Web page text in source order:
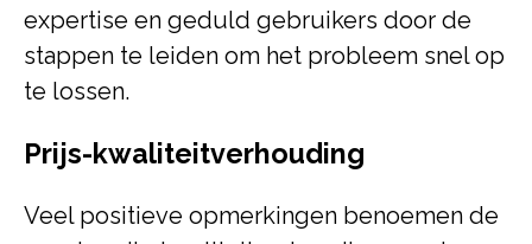
expertise en geduld gebruikers door de
stappen te leiden om het probleem snel op
te lossen.
Prijs-kwaliteitverhouding
Veel positieve opmerkingen benoemen de